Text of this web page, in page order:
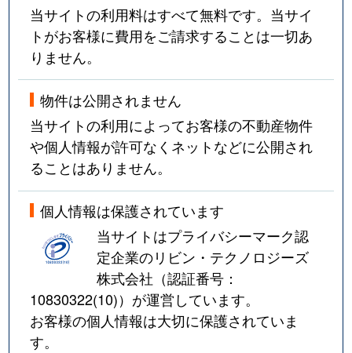
当サイトの利用料はすべて無料です。当サイ
トがお客様に費用をご請求することは一切あ
りません。
物件は公開されません
当サイトの利用によってお客様の不動産物件
や個人情報が許可なくネットなどに公開され
ることはありません。
個人情報は保護されています
当サイトはプライバシーマーク認
定企業のリビン・テクノロジーズ
株式会社（認証番号：
10830322(10)）が運営しています。
お客様の個人情報は大切に保護されていま
す。